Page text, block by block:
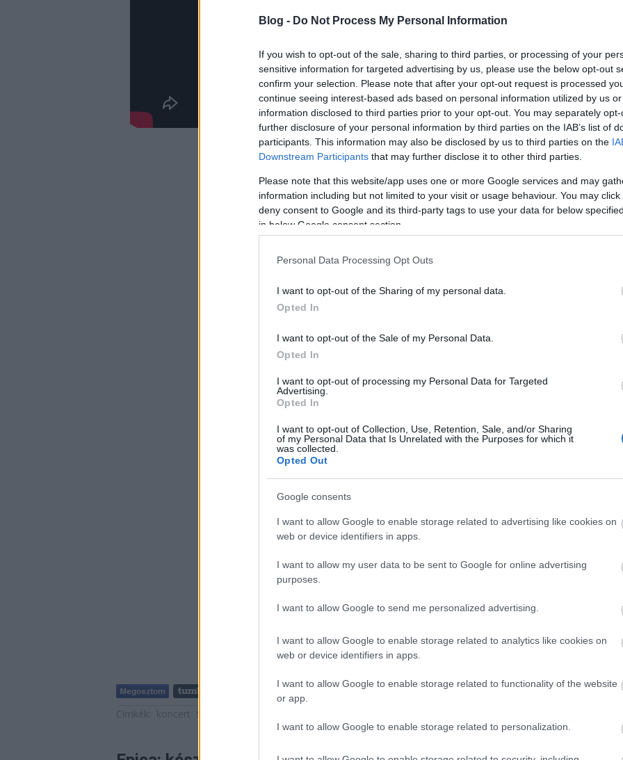
Blog - Do Not Process My Personal Information
If you wish to opt-out of the sale, sharing to third parties, or processing of your
sensitive information for targeted advertising by us, please use the below opt-out
confirm your selection. Please note that after your opt-out request is processed
continue seeing interest-based ads based on personal information utilized by us
information disclosed to third parties prior to your opt-out. You may separately
further disclosure of your personal information by third parties on the IAB’s list of
participants. This information may also be disclosed by us to third parties on the
Downstream Participants that may further disclose it to other third parties.
Please note that this website/app uses one or more Google services and may
information including but not limited to your visit or usage behaviour. You may
deny consent to Google and its third-party tags to use your data for below
in below Google consent section.
Personal Data Processing Opt Outs
I want to opt-out of the Sharing of my personal data.
Opted In
I want to opt-out of the Sale of my Personal Data.
Opted In
I want to opt-out of processing my Personal Data for Targeted
Advertising.
Opted In
I want to opt-out of Collection, Use, Retention, Sale, and/or Sharing
of my Personal Data that Is Unrelated with the Purposes for which it
was collected.
Opted Out
Google consents
I want to allow Google to enable storage related to advertising like cookies on
web or device identifiers in apps.
I want to allow my user data to be sent to Google for online advertising
purposes.
I want to allow Google to send me personalized advertising.
I want to allow Google to enable storage related to analytics like cookies on
web or device identifiers in apps.
I want to allow Google to enable storage related to functionality of the website
or app.
I want to allow Google to enable storage related to personalization.
komment
)